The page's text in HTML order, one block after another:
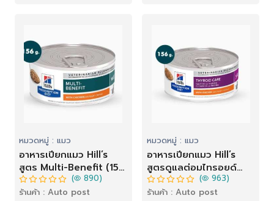
หมวดหมู่ : แมว
อาหารเปียกแมว Hill’s
สูตร Multi-Benefit (156
g)
( 890)
ร้านค้า : Auto post
หมวดหมู่ : แมว
อาหารเปียกแมว Hill’s
สูตรดูแลต่อมไทรอยด์
(156 g)
( 963)
ร้านค้า : Auto post